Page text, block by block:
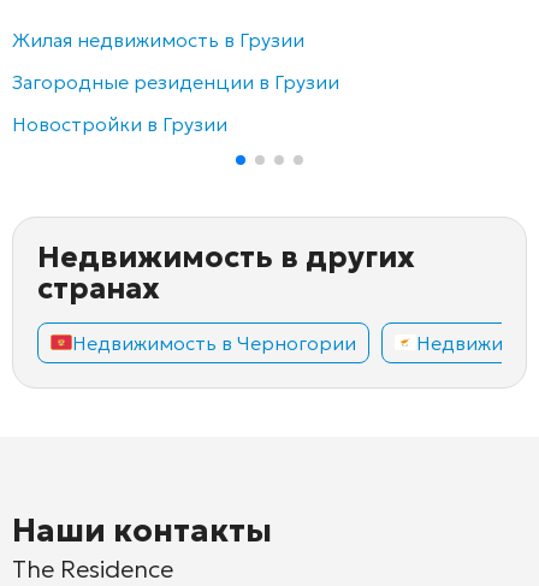
Жилая недвижимость в Грузии
Загородные резиденции в Грузии
Новостройки в Грузии
Недвижимость в других
странах
Недвижимость в Черногории
Наши контакты
The Residence